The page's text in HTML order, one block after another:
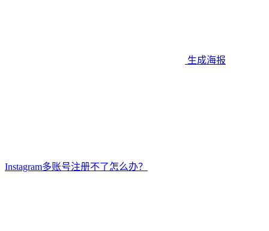
生成海报
Instagram多账号注册不了怎么办？